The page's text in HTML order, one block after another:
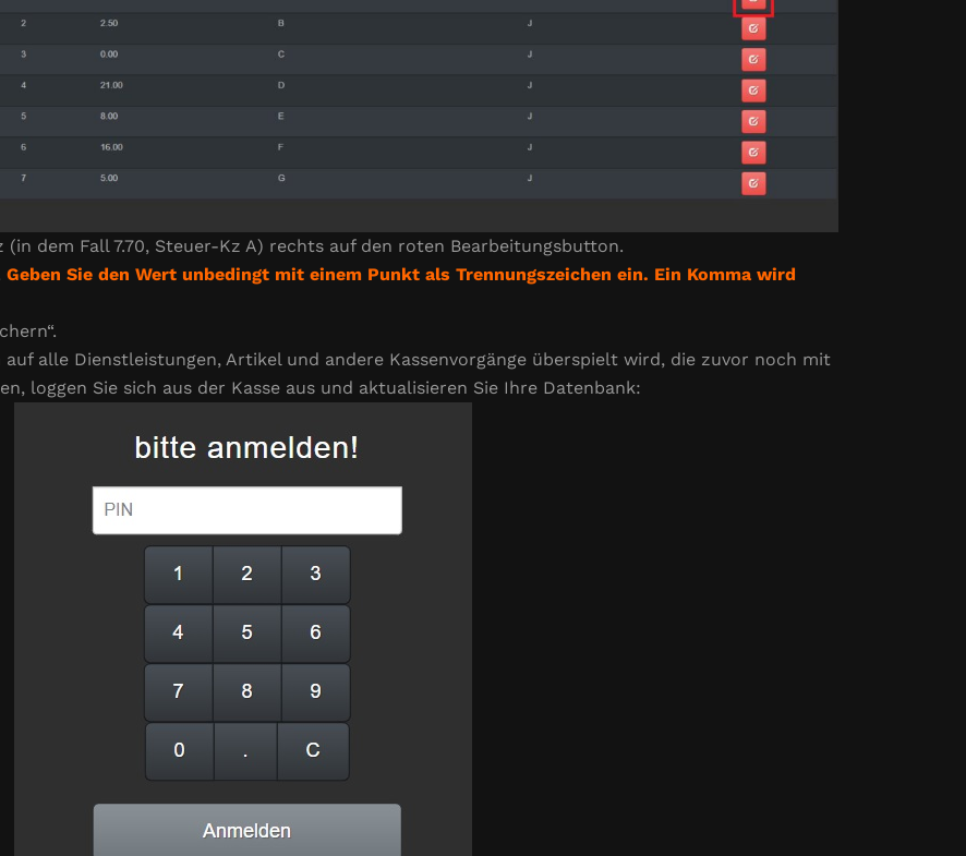
dem Fall 7.70, Steuer-Kz A) rechts auf den roten Bearbeitungsbutton.
Geben Sie den Wert unbedingt mit einem Punkt als Trennungszeichen ein. Ein Komma wird
auf alle Dienstleistungen, Artikel und andere Kassenvorgänge überspielt wird, die zuvor noch mit
loggen Sie sich aus der Kasse aus und aktualisieren Sie Ihre Datenbank: